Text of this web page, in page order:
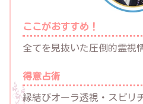
ここがおすすめ！
全てを見抜いた圧倒的霊視
得意占術
縁結びオーラ透視・スピリ